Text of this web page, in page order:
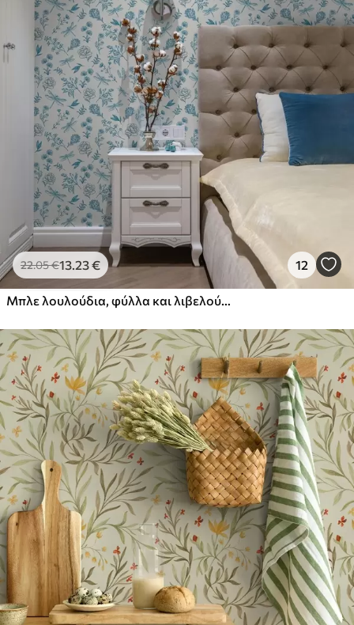
22.05€13.23€ 12
Μπλε λουλούδια, φύλλα και λιβελούλες σε λευκό φόντο